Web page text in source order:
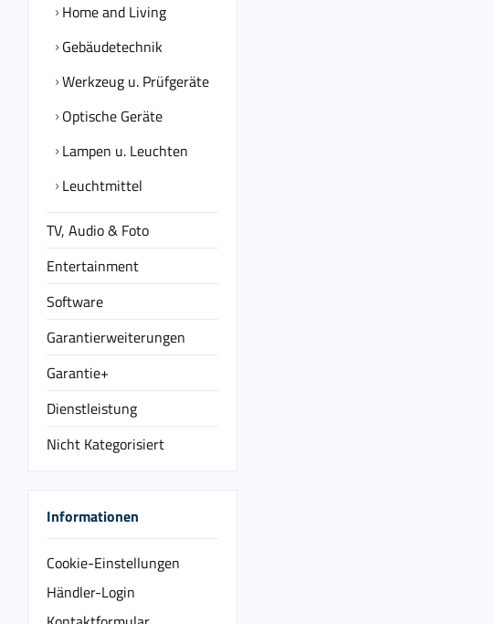
Home and Living
Gebäudetechnik
Werkzeug u. Prüfgeräte
Optische Geräte
Lampen u. Leuchten
Leuchtmittel
TV, Audio & Foto
Entertainment
Software
Garantierweiterungen
Garantie+
Dienstleistung
Nicht Kategorisiert
Informationen
Cookie-Einstellungen
Händler-Login